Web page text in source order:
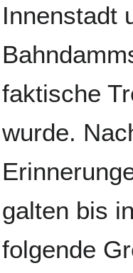
Innenstadt
faktische
wurde.
galten bis
folgende